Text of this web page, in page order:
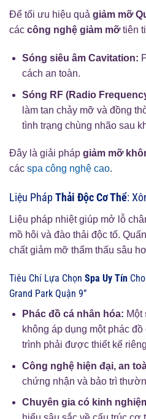
Để tối ưu hiệu quả giảm mỡ
các công nghệ giảm mỡtiên
Sóng siêu âm Cavitation:
cách an toàn.
Sóng RF (Radio
làm tan chảy mỡ và đồng
tình trạng chùng nhão sau
Đây là giải pháp giảm mỡ
các spa công nghệ cao.
Liệu Pháp Thải Độc Cơ Thể:
Liệu pháp nhiệt giúp mở lỗ
mồ hôi và đào thải độc tố.
chất giảm mỡ thẩm thấu sâu
Tiêu Chí Lựa Chọn Spa Uy Tín
Grand Park Quận 9”
Phác đồ cá nhân hóa: Một
không áp dụng một phác
trình phải được thiết kế
Công nghệ hiện đại, an
chứng nhận và bảo trì
Chuyên gia có kinh